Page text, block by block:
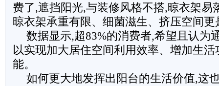
费了,遮挡阳光,与装修风格不搭,晾衣架易
晾衣架承重有限、细菌滋生、挤压空间
数据显示,超83%的消费者,希望且认为
以实现加大居住空间利用效率、增加生
能。
如何更大地发挥出阳台的生活价值,这